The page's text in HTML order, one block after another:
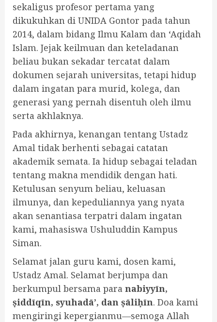
sekaligus profesor pertama yang
dikukuhkan di UNIDA Gontor pada tahun
2014, dalam bidang Ilmu Kalam dan ‘Aqidah
Islam. Jejak keilmuan dan keteladanan
beliau bukan sekadar tercatat dalam
dokumen sejarah universitas, tetapi hidup
dalam ingatan para murid, kolega, dan
generasi yang pernah disentuh oleh ilmu
serta akhlaknya.
Pada akhirnya, kenangan tentang Ustadz
Amal tidak berhenti sebagai catatan
akademik semata. Ia hidup sebagai teladan
tentang makna mendidik dengan hati.
Ketulusan senyum beliau, keluasan
ilmunya, dan kepeduliannya yang nyata
akan senantiasa terpatri dalam ingatan
kami, mahasiswa Ushuluddin Kampus
Siman.
Selamat jalan guru kami, dosen kami,
Ustadz Amal. Selamat berjumpa dan
berkumpul bersama para nabiyyīn,
ṣiddīqīn, syuhadā’, dan ṣāliḥīn. Doa kami
mengiringi kepergianmu—semoga Allah